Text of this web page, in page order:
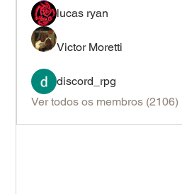
lucas ryan
Victor Moretti
discord_rpg
Ver todos os membros (2106)